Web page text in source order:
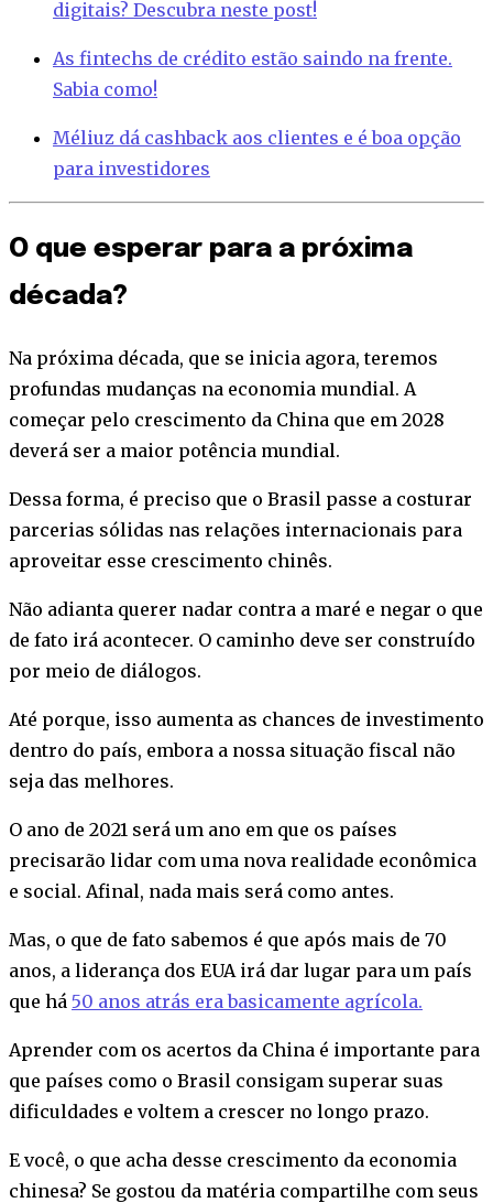
digitais? Descubra neste post!
As fintechs de crédito estão saindo na frente.
Sabia como!
Méliuz dá cashback aos clientes e é boa opção
para investidores
O que esperar para a próxima
década?
Na próxima década, que se inicia agora, teremos
profundas mudanças na economia mundial. A
começar pelo crescimento da China que em 2028
deverá ser a maior potência mundial.
Dessa forma, é preciso que o Brasil passe a costurar
parcerias sólidas nas relações internacionais para
aproveitar esse crescimento chinês.
Não adianta querer nadar contra a maré e negar o que
de fato irá acontecer. O caminho deve ser construído
por meio de diálogos.
Até porque, isso aumenta as chances de investimento
dentro do país, embora a nossa situação fiscal não
seja das melhores.
O ano de 2021 será um ano em que os países
precisarão lidar com uma nova realidade econômica
e social. Afinal, nada mais será como antes.
Mas, o que de fato sabemos é que após mais de 70
anos, a liderança dos EUA irá dar lugar para um país
que há 50 anos atrás era basicamente agrícola.
Aprender com os acertos da China é importante para
que países como o Brasil consigam superar suas
dificuldades e voltem a crescer no longo prazo.
E você, o que acha desse crescimento da economia
chinesa? Se gostou da matéria compartilhe com seus